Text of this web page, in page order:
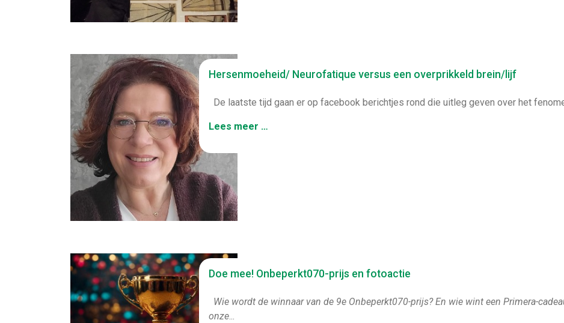
Hersenmoeheid/ Neurofatique versus een overprikkeld brein/lijf
De laatste tijd gaan er op facebook berichtjes rond die uitleg geven over het
Lees meer …
Doe mee! Onbeperkt070-prijs en fotoactie
Wie wordt de winnaar van de 9e Onbeperkt070-prijs? En wie wint een Primera-
onze...